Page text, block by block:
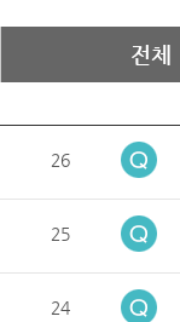
전체
26
25
24